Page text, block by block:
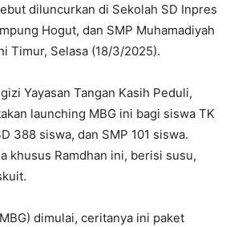
diluncurkan di Sekolah SD Inpres
Hogut, dan SMP Muhamadiyah
Timur, Selasa (18/3/2025).
Yayasan Tangan Kasih Peduli,
launching MBG ini bagi siswa TK
388 siswa, dan SMP 101 siswa.
khusus Ramdhan ini, berisi susu,
dimulai, ceritanya ini paket